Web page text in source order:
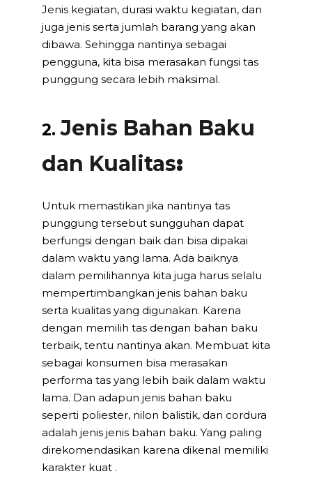
Jenis kegiatan, durasi waktu kegiatan, dan
juga jenis serta jumlah barang yang akan
dibawa. Sehingga nantinya sebagai
pengguna, kita bisa merasakan fungsi tas
punggung secara lebih maksimal.
2.Jenis Bahan Baku
dan Kualitas:
Untuk memastikan jika nantinya tas
punggung tersebut sungguhan dapat
berfungsi dengan baik dan bisa dipakai
dalam waktu yang lama. Ada baiknya
dalam pemilihannya kita juga harus selalu
mempertimbangkan jenis bahan baku
serta kualitas yang digunakan. Karena
dengan memilih tas dengan bahan baku
terbaik, tentu nantinya akan. Membuat kita
sebagai konsumen bisa merasakan
performa tas yang lebih baik dalam waktu
lama. Dan adapun jenis bahan baku
seperti poliester, nilon balistik, dan cordura
adalah jenis jenis bahan baku. Yang paling
direkomendasikan karena dikenal memiliki
karakter kuat .